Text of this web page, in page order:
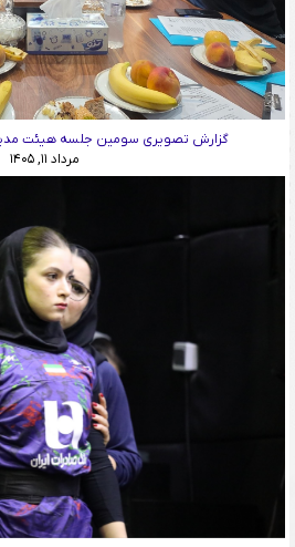
گزارش تصویری سومین جلسه هیئت
مرداد ۱۱, ۱۴۰۵